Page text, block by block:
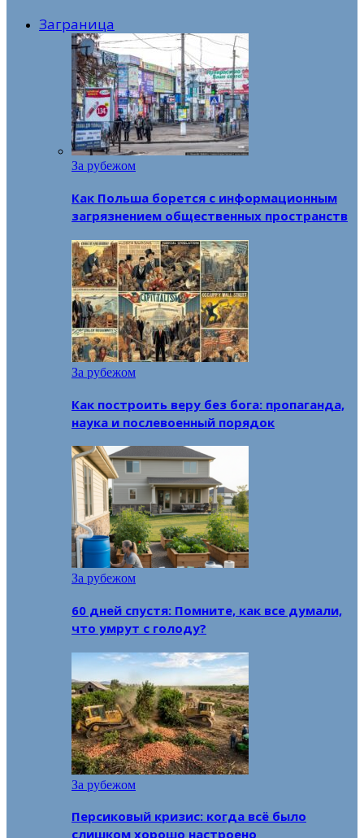
Заграница
За рубежом
Как Польша борется с информационным
загрязнением общественных пространств
За рубежом
Как построить веру без бога: пропаганда,
наука и послевоенный порядок
За рубежом
60 дней спустя: Помните, как все думали,
что умрут с голоду?
За рубежом
Персиковый кризис: когда всё было
слишком хорошо настроено